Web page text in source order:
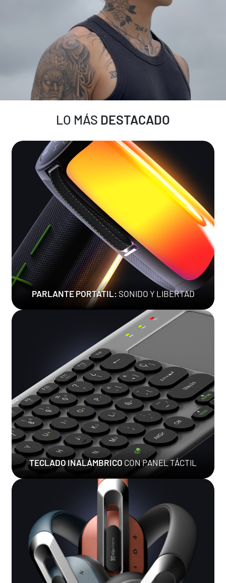
LO MÁS DESTACADO
PARLANTE PORTÁTIL: SONIDO Y LIBERTAD
TECLADO INALÁMBRICO CON PANEL TÁCTIL